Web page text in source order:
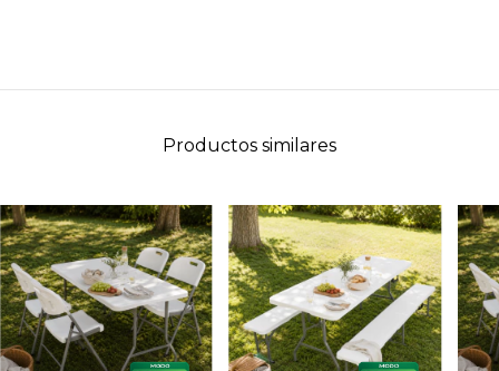
Productos similares